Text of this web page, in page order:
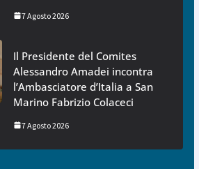
7 Agosto 2026
Il Presidente del Comites
Alessandro Amadei incontra
l’Ambasciatore d’Italia a San
Marino Fabrizio Colaceci
7 Agosto 2026